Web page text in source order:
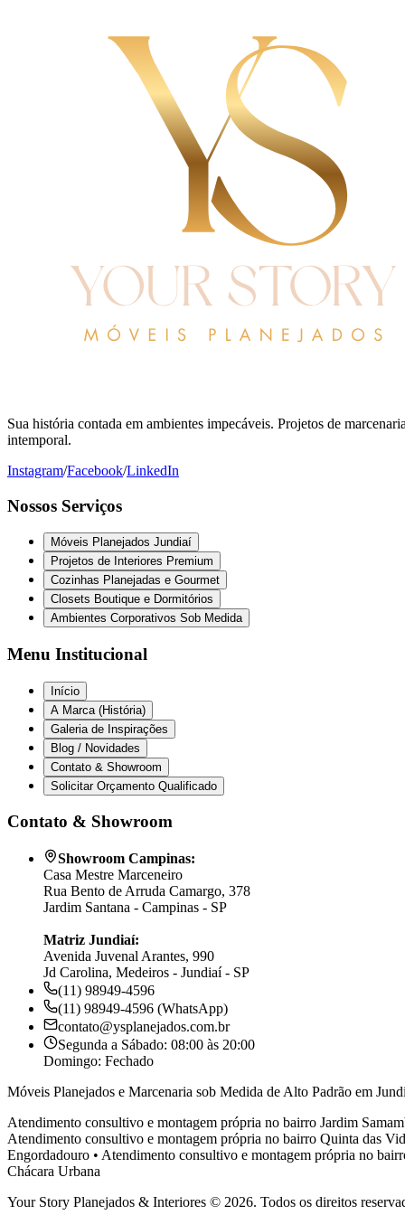
Sua história contada em ambientes impecáveis. Projetos de
intemporal.
Instagram/Facebook/LinkedIn
Nossos Serviços
Móveis Planejados Jundiaí
Projetos de Interiores Premium
Cozinhas Planejadas e Gourmet
Closets Boutique e Dormitórios
Ambientes Corporativos Sob Medida
Menu Institucional
Início
A Marca (História)
Galeria de Inspirações
Blog / Novidades
Contato & Showroom
Solicitar Orçamento Qualificado
Contato & Showroom
Showroom Campinas:
Casa Mestre Marceneiro
Rua Bento de Arruda Camargo, 378
Jardim Santana - Campinas - SP
Matriz Jundiaí:
Avenida Juvenal Arantes, 990
Jd Carolina, Medeiros - Jundiaí - SP
(11) 98949-4596
(11) 98949-4596 (WhatsApp)
contato@ysplanejados.com.br
Segunda a Sábado: 08:00 às 20:00
Domingo: Fechado
Móveis Planejados e Marcenaria sob Medida de Alto Padrão em
Atendimento consultivo e montagem própria no bairro Jardim
Atendimento consultivo e montagem própria no bairro Quinta das
Engordadouro • Atendimento consultivo e montagem própria no
Chácara Urbana
Your Story Planejados & Interiores © 2026. Todos os direitos